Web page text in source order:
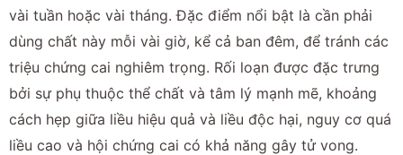
vài tuần hoặc vài tháng. Đặc điểm nổi bật là cần phải
dùng chất này mỗi vài giờ, kể cả ban đêm, để tránh các
triệu chứng cai nghiêm trọng. Rối loạn được đặc trưng
bởi sự phụ thuộc thể chất và tâm lý mạnh mẽ, khoảng
cách hẹp giữa liều hiệu quả và liều độc hại, nguy cơ quá
liều cao và hội chứng cai có khả năng gây tử vong.